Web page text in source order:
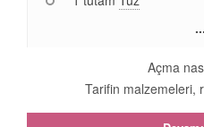
...
Açma
Tarifin malzemeleri,